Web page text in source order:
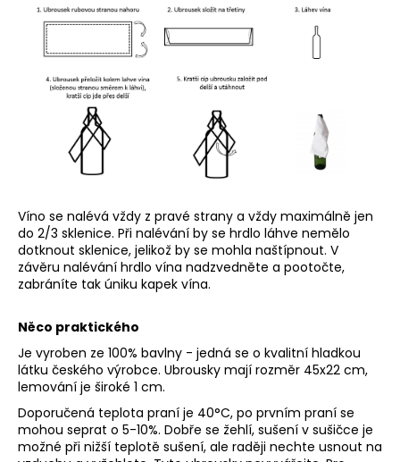
Víno se nalévá vždy z pravé strany a vždy maximálně jen
do 2/3 sklenice. Při nalévání by se hrdlo láhve nemělo
dotknout sklenice, jelikož by se mohla naštípnout. V
závěru nalévání hrdlo vína nadzvedněte a pootočte,
zabráníte tak úniku kapek vína.
Něco praktického
Je vyroben ze 100% bavlny - jedná se o kvalitní hladkou
látku českého výrobce. Ubrousky mají rozměr 45x22 cm,
lemování je široké 1 cm.
Doporučená teplota praní je 40°C, po prvním praní se
mohou seprat o 5-10%. Dobře se žehlí, sušení v sušičce je
možné při nižší teplotě sušení, ale raději nechte usnout na
PŮJČOVNA
ZELENKAVÝCH
UBRUSŮ
550